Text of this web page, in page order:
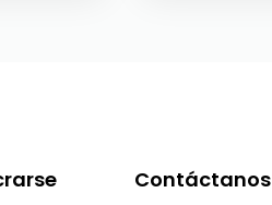
Contáctanos